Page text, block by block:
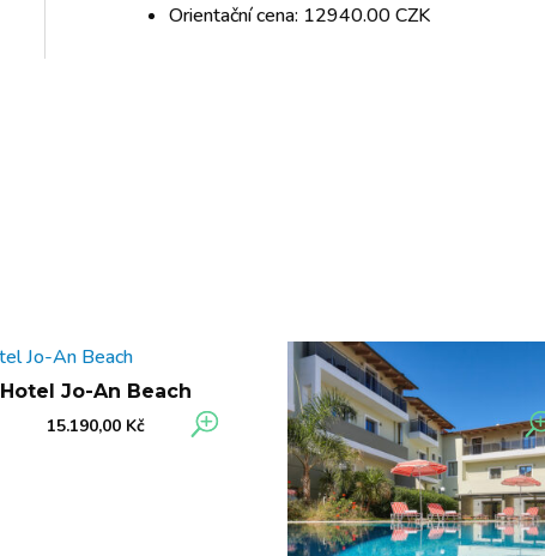
Orientační cena: 12940.00 CZK
Hotel Jo-An Beach
15.190,00 Kč